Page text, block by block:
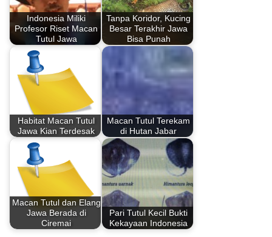
Indonesia Miliki
Profesor Riset Macan
Tutul Jawa
Tanpa Koridor, Kucing
Besar Terakhir Jawa
Bisa Punah
Habitat Macan Tutul
Jawa Kian Terdesak
Macan Tutul Terekam
di Hutan Jabar
Macan Tutul dan Elang
Jawa Berada di
Ciremai
Pari Tutul Kecil Bukti
Kekayaan Indonesia